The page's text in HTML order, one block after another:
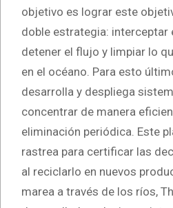
objetivo es lograr este
doble estrategia: interceptar
detener el flujo y limpiar lo
en el océano. Para esto
desarrolla y despliega
concentrar de manera
eliminación periódica. Este
rastrea para certificar las
al reciclarlo en nuevos
marea a través de los ríos,